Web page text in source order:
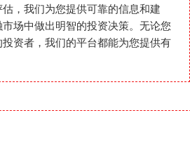
，我们为您提供可靠的信息和建
场中做出明智的投资决策。无论您
资者，我们的平台都能为您提供有